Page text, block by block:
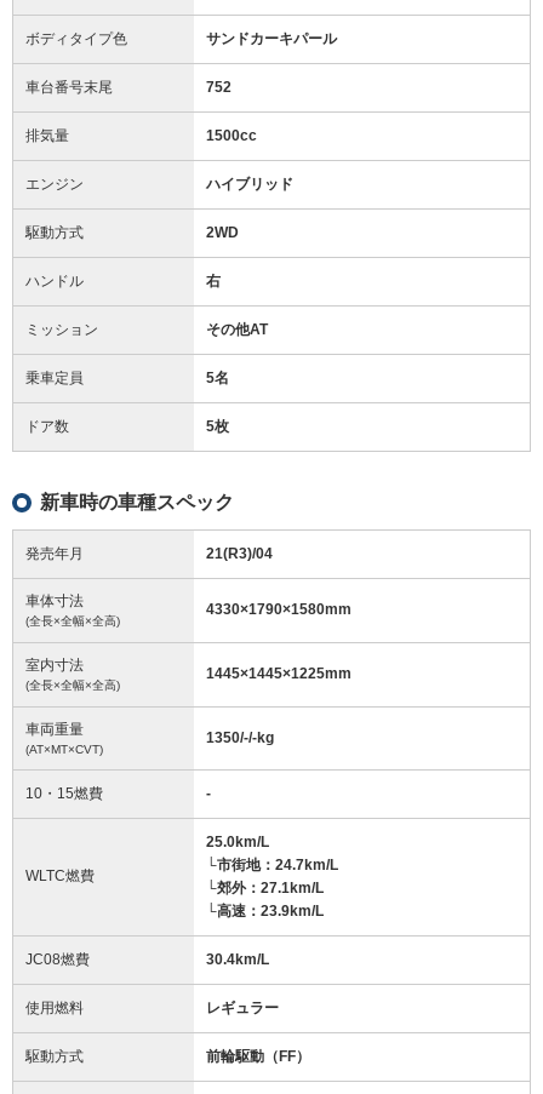
ボディタイプ色 サンドカーキパール
車台番号末尾 752
排気量 1500cc
エンジン ハイブリッド
駆動方式 2WD
ハンドル 右
ミッション その他AT
乗車定員 5名
ドア数 5枚
新車時の車種スペック
発売年月 21(R3)/04
車体寸法
(全長×全幅×全高)
4330×1790×1580mm
室内寸法
(全長×全幅×全高)
1445×1445×1225mm
車両重量
(AT×MT×CVT)
1350/-/-kg
10・15燃費 -
WLTC燃費
25.0km/L
└市街地：24.7km/L
└郊外：27.1km/L
└高速：23.9km/L
JC08燃費 30.4km/L
使用燃料 レギュラー
駆動方式 前輪駆動（FF）